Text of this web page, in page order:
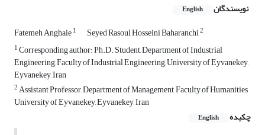
نویسندگان English
Fatemeh Anghaie1 Seyed Rasoul Hosseini Baharanchi2
1Corresponding author: Ph.D. Student, Department of Industrial
Engineering, Faculty of Industrial Engineering, University of Eyvanekey,
Eyvanekey, Iran
2Assistant Professor, Department of Management, Faculty of Humanities,
University of Eyvanekey, Eyvanekey, Iran
چکیده
English